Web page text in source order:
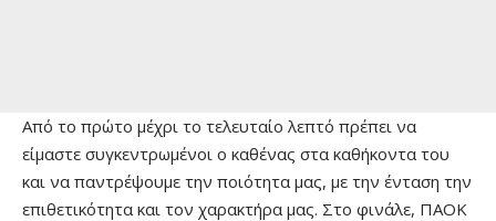
Από το πρώτο μέχρι το τελευταίο λεπτό πρέπει να
είμαστε συγκεντρωμένοι ο καθένας στα καθήκοντα του
και να παντρέψουμε την ποιότητα μας, με την ένταση την
επιθετικότητα και τον χαρακτήρα μας. Στο φινάλε, ΠΑΟΚ